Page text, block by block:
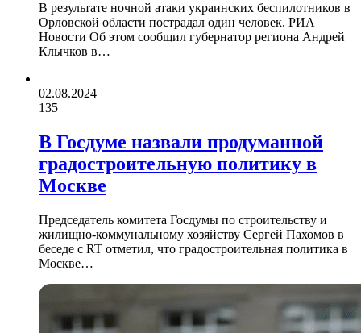
В результате ночной атаки украинских беспилотников в
Орловской области пострадал один человек. РИА
Новости Об этом сообщил губернатор региона Андрей
Клычков в…
02.08.2024
135
В Госдуме назвали продуманной
градостроительную политику в
Москве
Председатель комитета Госдумы по строительству и
жилищно-коммунальному хозяйству Сергей Пахомов в
беседе с RT отметил, что градостроительная политика в
Москве…